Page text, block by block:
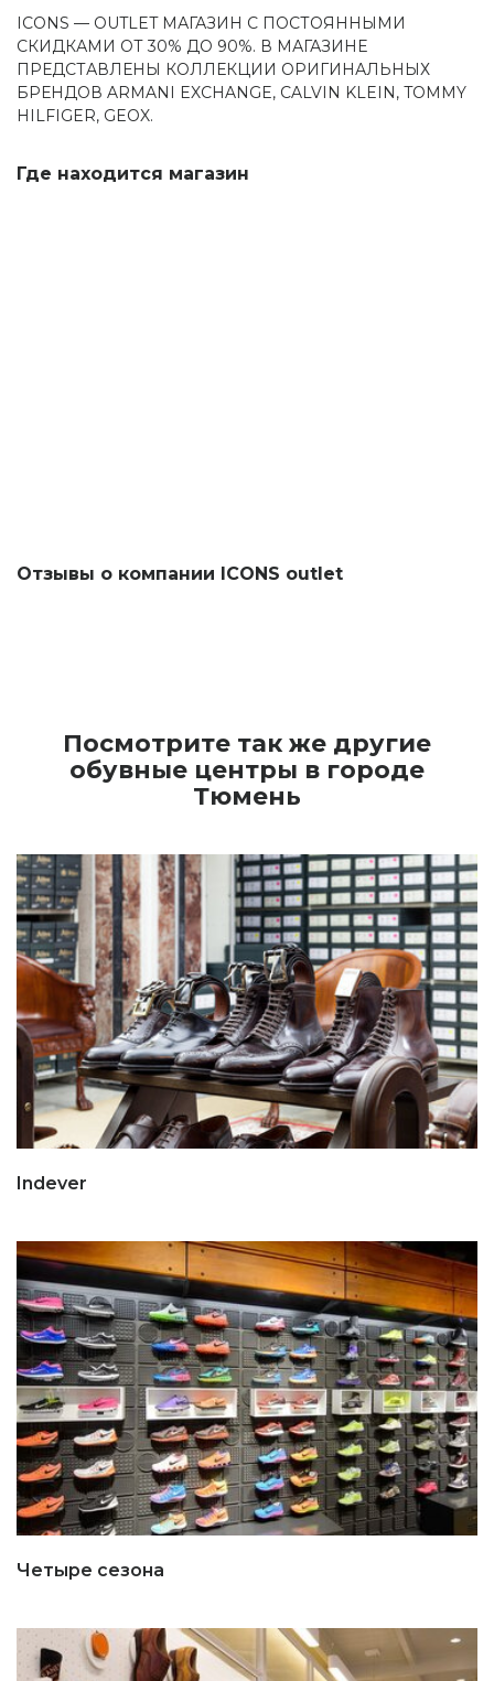
ICONS — OUTLET МАГАЗИН С ПОСТОЯННЫМИ
СКИДКАМИ ОТ 30% ДО 90%. В МАГАЗИНЕ
ПРЕДСТАВЛЕНЫ КОЛЛЕКЦИИ ОРИГИНАЛЬНЫХ
БРЕНДОВ ARMANI EXCHANGE, CALVIN KLEIN, TOMMY
HILFIGER, GEOX.
Где находится магазин
Отзывы о компании ICONS outlet
Посмотрите так же другие
обувные центры в городе
Тюмень
Indever
Четыре сезона